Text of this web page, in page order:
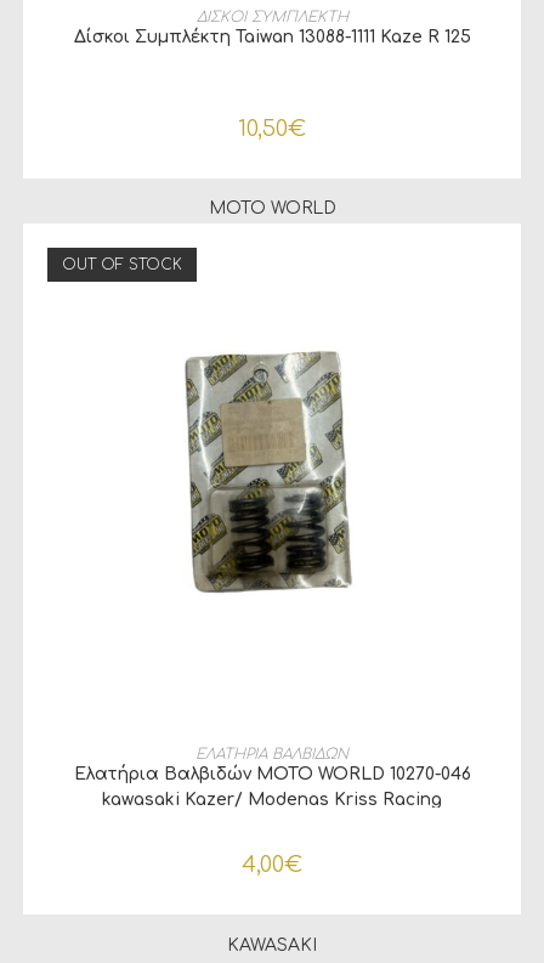
ΠΡΟΣΘΉΚΗ ΣΤΟ ΚΑΛΆΘΙ
ΔΙΣΚΟΙ ΣΥΜΠΛΕΚΤΗ
Δίσκοι Συμπλέκτη Taiwan 13088-1111 Kaze R 125
10,50€
MOTO WORLD
OUT OF STOCK
ΔΙΑΒΆΣΤΕ ΠΕΡΙΣΣΌΤΕΡΑ
ΕΛΑΤΗΡΙΑ ΒΑΛΒΙΔΩΝ
Ελατήρια Βαλβιδών MOTO WORLD 10270-046
kawasaki Kazer/ Modenas Kriss Racing
4,00€
KAWASAKI